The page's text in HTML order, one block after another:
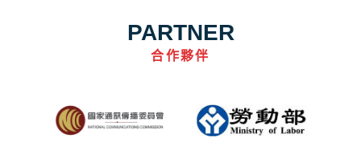
PARTNER
合作夥伴